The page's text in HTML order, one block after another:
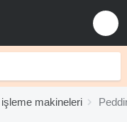
makineleri